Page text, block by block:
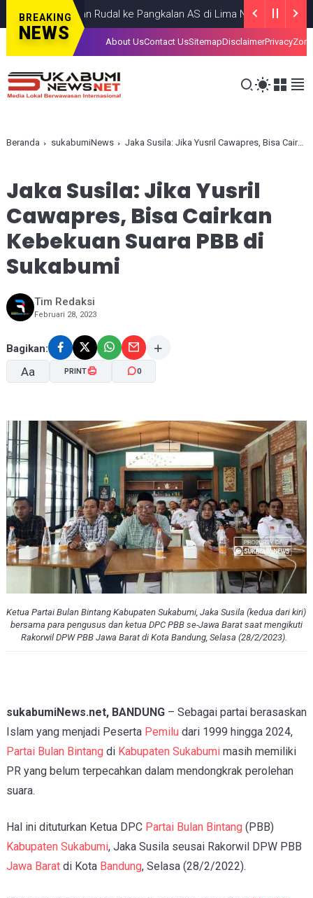
BREAKING
NEWS
Luncurkan Rudal ke Pangkalan AS di Lima Negara Teluk
About UsContact UsSitemapDisclaimerPrivacy
Beranda sukabumiNews Jaka Susila: Jika Yusril Cawapres, Bisa Cairkan Kebekuan Suara PBB di Sukabumi
Jaka Susila: Jika Yusril
Cawapres, Bisa Cairkan
Kebekuan Suara PBB di
Sukabumi
Tim Redaksi
Februari 28, 2023
Bagikan:
Aa
A- A+
PRINT 0
Ketua Partai Bulan Bintang Kabupaten Sukabumi, Jaka Susila (kedua dari kiri)
bersama para pengusus dan ketua DPC PBB se-Jawa Barat saat mengikuti
Rakorwil DPW PBB Jawa Barat di Kota Bandung, Selasa (28/2/2023).
sukabumiNews.net, BANDUNG– Sebagai partai berasaskan
Islam yang menjadi Peserta Pemilu dari 1999 hingga 2024,
Partai Bulan Bintang di Kabupaten Sukabumimasih memiliki
PR yang belum terpecahkan dalam mendongkrak perolehan
suara.
Hal ini dituturkan Ketua DPC Partai Bulan Bintang (PBB)
Kabupaten Sukabumi, Jaka Susila seusai Rakorwil DPW PBB
Jawa Baratdi Kota Bandung, Selasa (28/2/2022).